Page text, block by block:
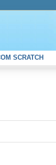
SCRATCH